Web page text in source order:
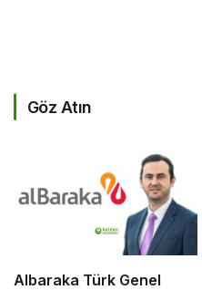
Göz Atın
Albaraka Türk Genel